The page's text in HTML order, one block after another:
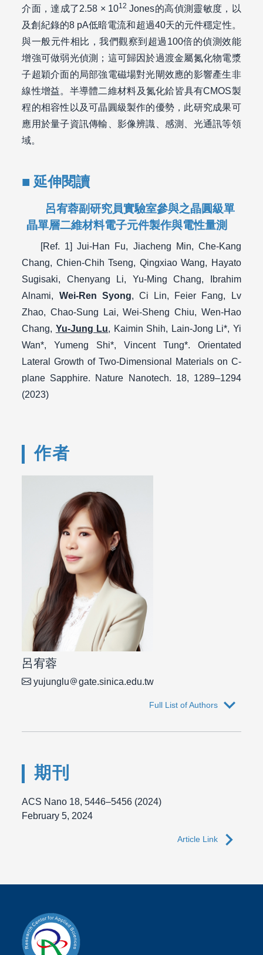
介面，達成了2.58 × 1012 Jones的高偵測靈敏度，以
及創紀錄的8 pA低暗電流和超過40天的元件穩定性。
與一般元件相比，我們觀察到超過100倍的偵測效能
增強可做弱光偵測；這可歸因於過渡金屬氮化物電漿
子超穎介面的局部強電磁場對光閘效應的影響產生非
線性增益。半導體二維材料及氮化鉿皆具有CMOS製
程的相容性以及可晶圓級製作的優勢，此研究成果可
應用於量子資訊傳輸、影像辨識、感測、光通訊等領
域。
延伸閱讀
呂宥蓉副研究員實驗室參與之晶圓級單
晶單層二維材料電子元件製作與電性量測
[Ref. 1] Jui-Han Fu, Jiacheng Min, Che-Kang
Chang, Chien-Chih Tseng, Qingxiao Wang, Hayato
Sugisaki, Chenyang Li, Yu-Ming Chang, Ibrahim
Alnami, Wei-Ren Syong, Ci Lin, Feier Fang, Lv
Zhao, Chao-Sung Lai, Wei-Sheng Chiu, Wen-Hao
Chang, Yu-Jung Lu, Kaimin Shih, Lain-Jong Li*, Yi
Wan*, Yumeng Shi*, Vincent Tung*. Orientated
Lateral Growth of Two-Dimensional Materials on C-
plane Sapphire. Nature Nanotech. 18, 1289–1294
(2023)
作者
呂宥蓉
yujunglu gate.sinica.edu.tw
Full List of Authorsexpand_more
期刊
ACS Nano 18, 5446–5456 (2024)
February 5, 2024
Article Linknavigate_next